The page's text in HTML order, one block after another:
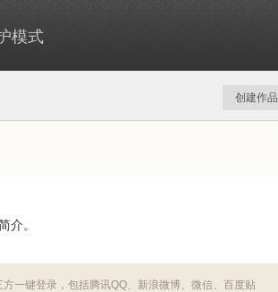
模式
创建作品
介。
一键登录，包括腾讯QQ、新浪微博、微信、百度贴